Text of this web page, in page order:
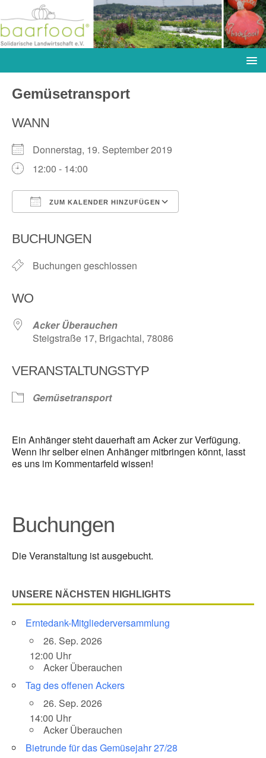
Gemüsetransport
WANN
Donnerstag, 19. September 2019
12:00 - 14:00
ZUM KALENDER HINZUFÜGEN
BUCHUNGEN
Buchungen geschlossen
WO
Acker Überauchen
Steigstraße 17, Brigachtal, 78086
VERANSTALTUNGSTYP
Gemüsetransport
Ein Anhänger steht dauerhaft am Acker zur Verfügung.
Wenn ihr selber einen Anhänger mitbringen könnt, lasst
es uns im Kommentarfeld wissen!
Buchungen
Die Veranstaltung ist ausgebucht.
UNSERE NÄCHSTEN HIGHLIGHTS
Erntedank-Mitgliederversammlung
26. Sep. 2026
12:00 Uhr
Acker Überauchen
Tag des offenen Ackers
26. Sep. 2026
14:00 Uhr
Acker Überauchen
Bietrunde für das Gemüsejahr 27/28